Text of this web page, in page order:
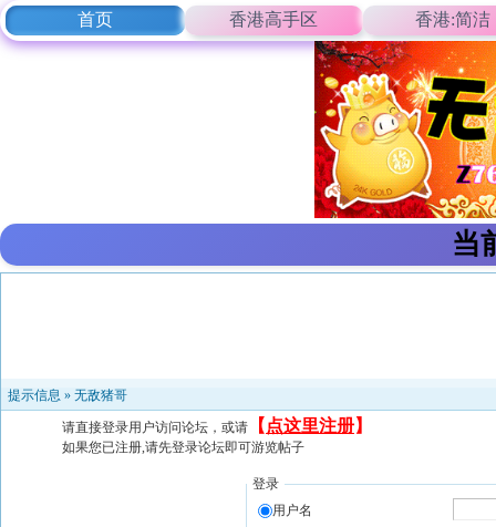
首页 香港高手区 香港:简洁
当
提示信息 » 无敌猪哥
请直接登录用户访问论坛，或请 【 点这里注册】
如果您已注册,请先登录论坛即可游览帖子
登录
用户名